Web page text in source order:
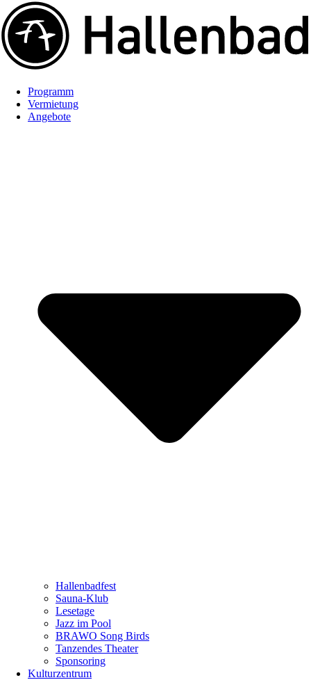
Programm
Vermietung
Angebote
Hallenbadfest
Sauna-Klub
Lesetage
Jazz im Pool
BRAWO Song Birds
Tanzendes Theater
Sponsoring
Kulturzentrum